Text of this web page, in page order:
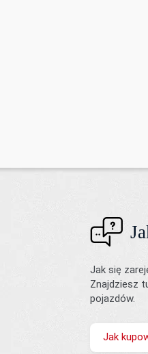
Jak się
Znajdziesz
pojazdów.
Jak